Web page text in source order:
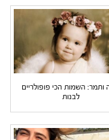
ותמר: השמות הכי פופולריים
לבנות